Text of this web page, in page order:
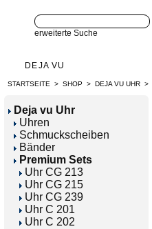
erweiterte Suche
DEJA VU
STARTSEITE > SHOP > DEJA VU UHR >
Deja vu Uhr
Uhren
Schmuckscheiben
Bänder
Premium Sets
Uhr CG 213
Uhr CG 215
Uhr CG 239
Uhr C 201
Uhr C 202